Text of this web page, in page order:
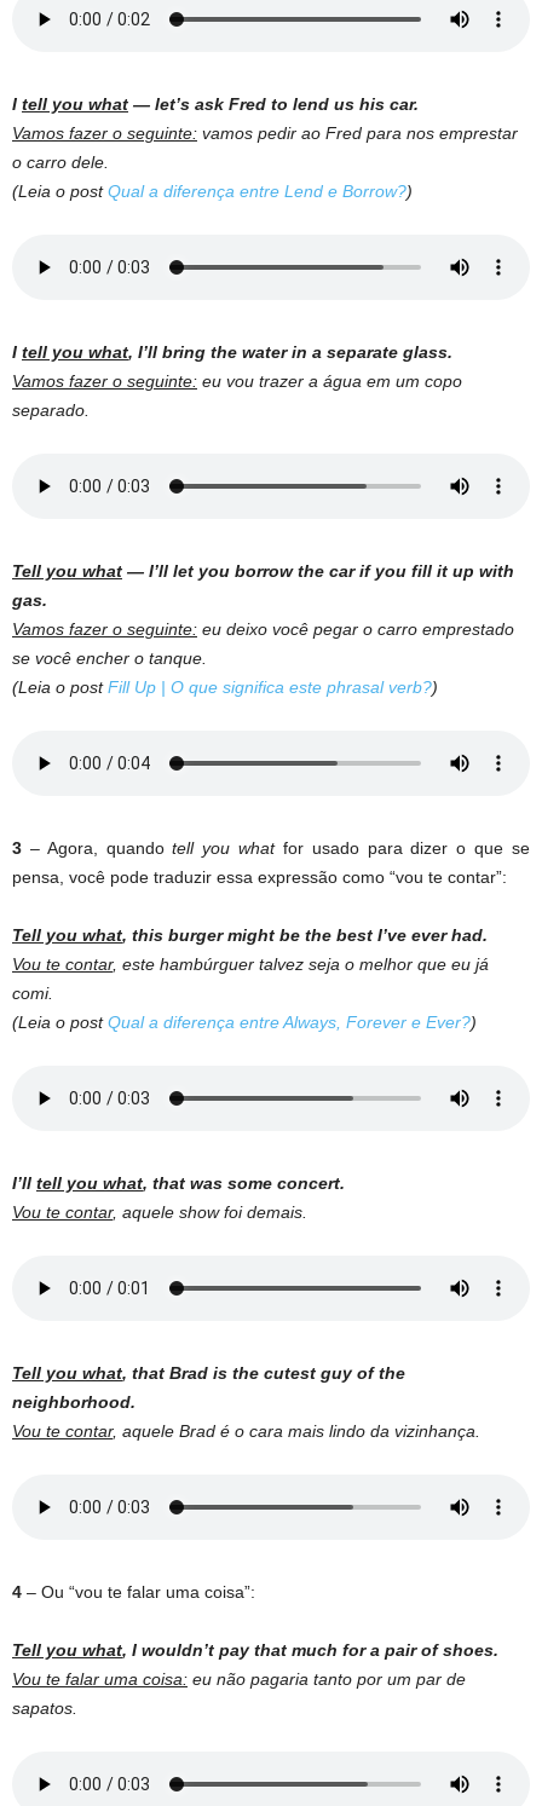
I tell you what — let’s ask Fred to lend us his car.
Vamos fazer o seguinte: vamos pedir ao Fred para nos emprestar
o carro dele.
(Leia o postQual a diferença entre Lend e Borrow?)
I tell you what, I’ll bring the water in a separate glass.
Vamos fazer o seguinte: eu vou trazer a água em um copo
separado.
Tell you what — I’ll let you borrow the car if you fill it up with
gas.
Vamos fazer o seguinte: eu deixo você pegar o carro emprestado
se você encher o tanque.
(Leia o postFill Up | O que significa este phrasal verb?)
3 – Agora, quandotell you whatfor usado para dizer o que se
pensa, você pode traduzir essa expressão como “vou te contar”:
Tell you what, this burger might be the best I’ve ever had.
Vou te contar, este hambúrguer talvez seja o melhor que eu já
comi.
(Leia o postQual a diferença entre Always, Forever e Ever?)
I’ll tell you what, that was some concert.
Vou te contar, aquele show foi demais.
Tell you what, that Brad is the cutest guy of the
neighborhood.
Vou te contar, aquele Brad é o cara mais lindo da vizinhança.
4 – Ou “vou te falar uma coisa”:
Tell you what, I wouldn’t pay that much for a pair of shoes.
Vou te falar uma coisa: eu não pagaria tanto por um par de
sapatos.